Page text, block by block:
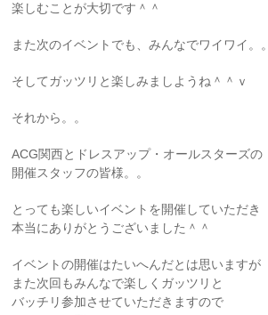
楽しむことが大切です＾＾
また次のイベントでも、みんなでワイワイ。。
そしてガッツリと楽しみましようね＾＾ｖ
それから。。
ACG関西とドレスアップ・オールスターズの
開催スタッフの皆様。。
とっても楽しいイベントを開催していただき
本当にありがとうございました＾＾
イベントの開催はたいへんだとは思いますが
また次回もみんなで楽しくガッツリと
バッチリ参加させていただきますので